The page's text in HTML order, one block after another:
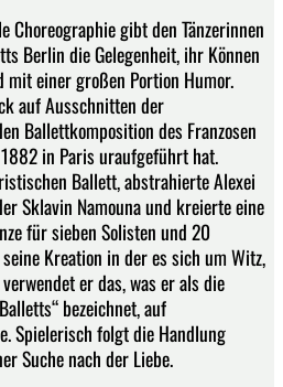
Choreographie gibt den Tänzerinnen
Berlin die Gelegenheit, ihr Können
mit einer großen Portion Humor.
auf Ausschnitten der
Ballettkomposition des Franzosen
in Paris uraufgeführt hat.
Ballett, abstrahierte Alexei
Sklavin Namouna und kreierte eine
für sieben Solisten und 20
Kreation in der es sich um Witz,
er das, was er als die
bezeichnet, auf
Spielerisch folgt die Handlung
Suche nach der Liebe.